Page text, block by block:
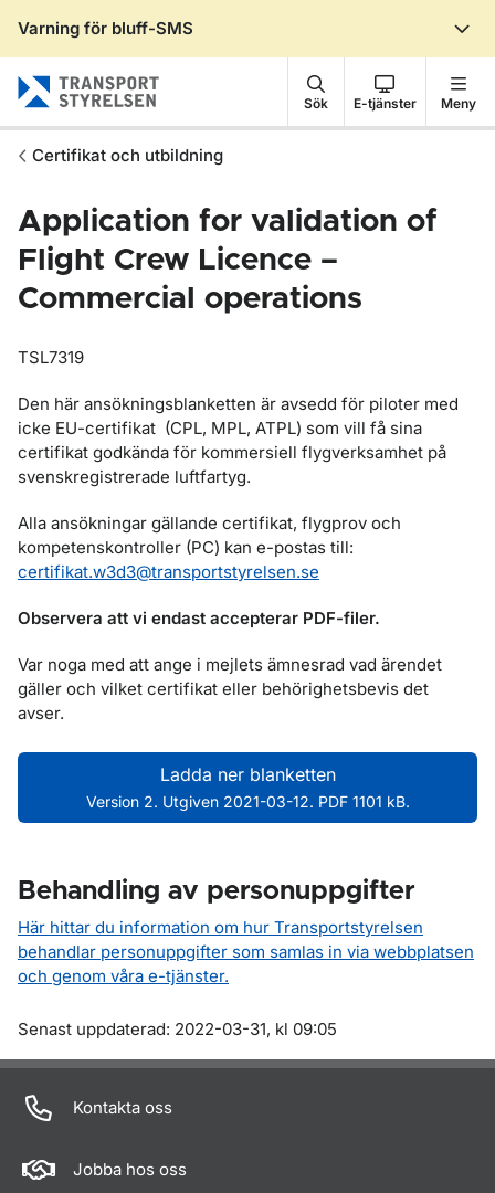
Varning för bluff-SMS
Sök E-tjänster Meny
Certifikat och utbildning
Application for validation of
Flight Crew Licence –
Commercial operations
TSL7319
Den här ansökningsblanketten är avsedd för piloter med
icke EU-certifikat (CPL, MPL, ATPL) som vill få sina
certifikat godkända för kommersiell flygverksamhet på
svenskregistrerade luftfartyg.
Alla ansökningar gällande certifikat, flygprov och
kompetenskontroller (PC) kan e-postas till:
certifikat.w3d3@transportstyrelsen.se
Observera att vi endast accepterar PDF-filer.
Var noga med att ange i mejlets ämnesrad vad ärendet
gäller och vilket certifikat eller behörighetsbevis det
avser.
Ladda ner blanketten
Version 2. Utgiven 2021-03-12. PDF 1101 kB.
Behandling av personuppgifter
Här hittar du information om hur Transportstyrelsen
behandlar personuppgifter som samlas in via webbplatsen
och genom våra e-tjänster.
Om sidan
Senast uppdaterad: 2022-03-31, kl 09:05
Kontakta oss
Jobba hos oss